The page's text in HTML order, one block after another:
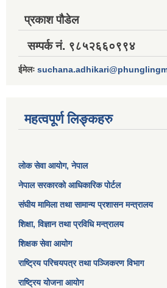
प्रकाश पौडेल
सम्पर्क नं. ९८५२६६०९९४
ईमेलः
महत्वपूर्ण लिङ्कहरु
लोक सेवा आयोग, नेपाल
नेपाल सरकारको आधिकारिक पोर्टल
संघीय मामिला तथा सामान्य प्रशासन मन्त्रालय
शिक्षा, विज्ञान तथा प्रविधि मन्त्रालय
शिक्षक सेवा आयोग
राष्ट्रिय परिचयपत्र तथा पञ्जिकरण विभाग
राष्ट्रिय योजना आयोग